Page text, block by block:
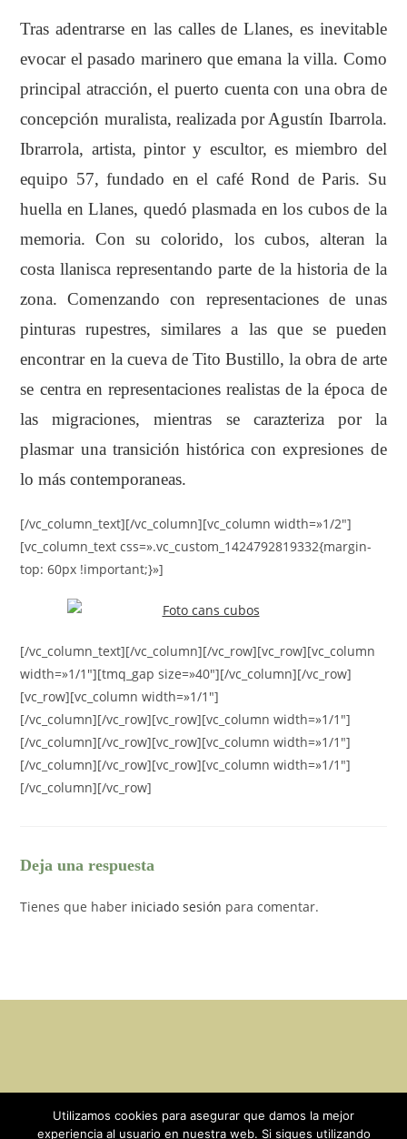
Tras adentrarse en las calles de Llanes, es inevitable
evocar el pasado marinero que emana la villa. Como
principal atracción, el puerto cuenta con una obra de
concepción muralista, realizada por Agustín Ibarrola.
Ibrarrola, artista, pintor y escultor, es miembro del
equipo 57, fundado en el café Rond de Paris. Su
huella en Llanes, quedó plasmada en los cubos de la
memoria. Con su colorido, los cubos, alteran la
costa llanisca representando parte de la historia de la
zona. Comenzando con representaciones de unas
pinturas rupestres, similares a las que se pueden
encontrar en la cueva de Tito Bustillo, la obra de arte
se centra en representaciones realistas de la época de
las migraciones, mientras se carazteriza por la
plasmar una transición histórica con expresiones de
lo más contemporaneas.
[/vc_column_text][/vc_column][vc_column width=»1/2″]
[vc_column_text css=».vc_custom_1424792819332{margin-
top: 60px !important;}»]
[/vc_column_text][/vc_column][/vc_row][vc_row][vc_column
width=»1/1″][tmq_gap size=»40″][/vc_column][/vc_row]
[vc_row][vc_column width=»1/1″]
[/vc_column][/vc_row][vc_row][vc_column width=»1/1″]
[/vc_column][/vc_row][vc_row][vc_column width=»1/1″]
[/vc_column][/vc_row][vc_row][vc_column width=»1/1″]
[/vc_column][/vc_row]
Deja una respuesta
Tienes que haber iniciado sesión para comentar.
Utilizamos cookies para asegurar que damos la mejor
experiencia al usuario en nuestra web. Si sigues utilizando